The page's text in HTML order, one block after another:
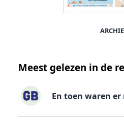
Meest gelezen in de
En toen waren